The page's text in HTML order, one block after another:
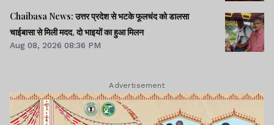
Chaibasa News: उत्तर प्रदेश से भटके फूलचंद को डालसा
चाईबासा से मिली मदद, दो भाइयों का हुआ मिलन
Aug 08, 2026 08:36 PM
Advertisement